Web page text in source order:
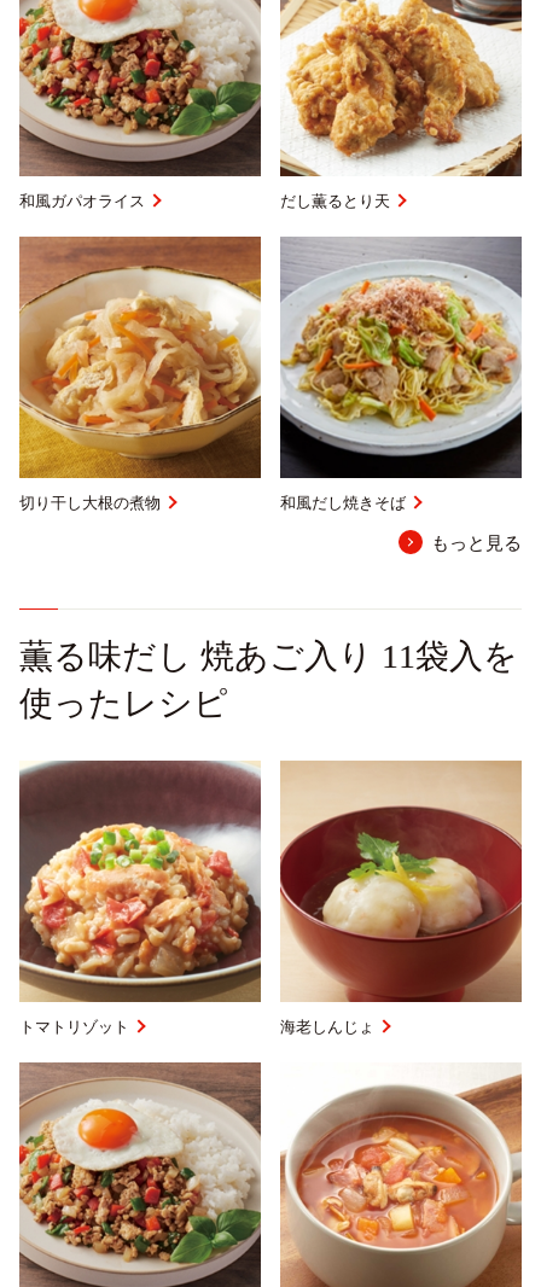
和風ガパオライス だし薫るとり天
切り干し大根の煮物 和風だし焼きそば
もっと見る
薫る味だし 焼あご入り 11袋入を
使ったレシピ
トマトリゾット 海老しんじょ